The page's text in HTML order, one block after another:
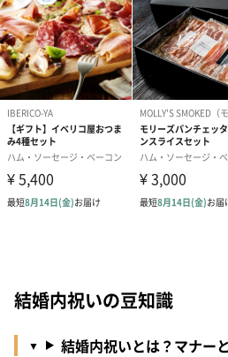
結婚内祝いの豆知識
結婚内祝いとは？マナー